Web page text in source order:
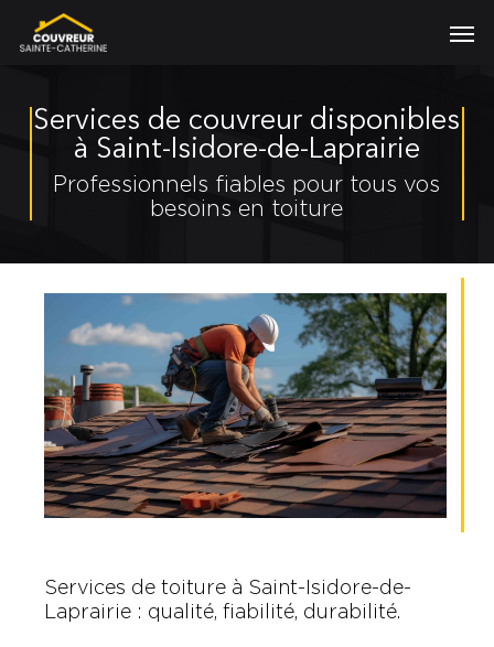
main
Services de couvreur disponibles
à Saint-Isidore-de-Laprairie
Professionnels fiables pour tous vos
besoins en toiture
Services de toiture à Saint-Isidore-de-
Laprairie : qualité, fiabilité, durabilité.